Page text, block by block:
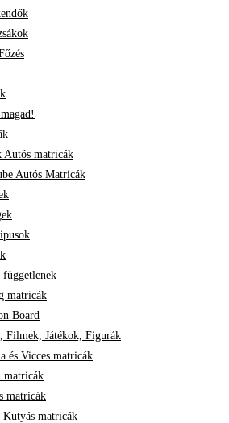
Autós matricák
Autós Matricák
függetlenek
matricák
Board
Filmek, Játékok, Figurák
és Vicces matricák
matricák
matricák
Kutyás matricák